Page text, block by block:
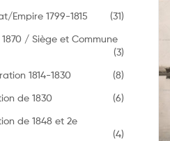
Empire 1799-1815
(31)
1870 / Siège et Commune
(3)
1814-1830
(8)
de 1830
(6)
de 1848 et 2e
(4)